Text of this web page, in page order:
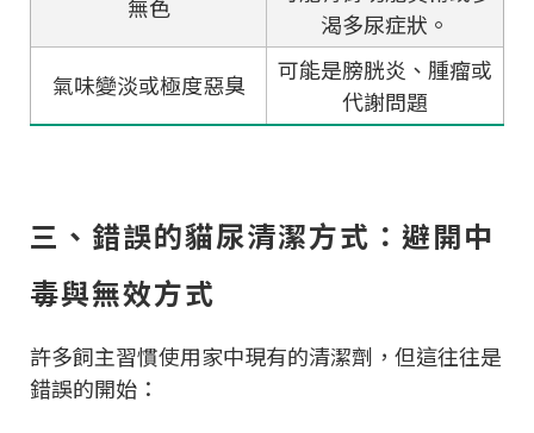
無色
渴多尿症狀。
氣味變淡或極度惡臭
可能是膀胱炎、腫瘤或
代謝問題
三、錯誤的貓尿清潔方式：避開中
毒與無效方式
許多飼主習慣使用家中現有的清潔劑，但這往往是
錯誤的開始：